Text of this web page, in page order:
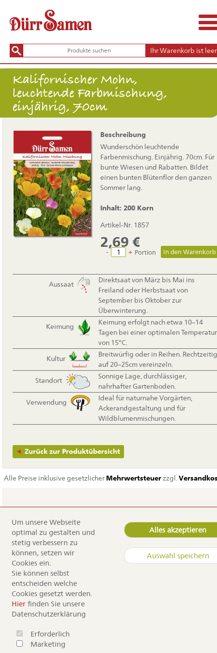
Ihr Warenkorb ist
Kalifornischer Mohn,
leuchtende Farbmischung,
einjährig, 70cm
Beschreibung
Wunderschön leuchtende
Farbenmischung. Einjährig. 70cm. Für
bunte Wiesen und Rabatten. Bildet
einen bunten Blütenflor den ganzen
Sommer lang.
Inhalt: 200 Korn
Artikel-Nr. 1857
2,69 €
- + Portion
Aussaat
Direktsaat von März bis Mai ins
Freiland oder Herbstsaat von
September bis Oktober zur
Überwinterung.
Keimung
Keimung erfolgt nach etwa 10–14
Tagen bei einer optimalen Temperatur
von 15°C.
Kultur
Breitwürfig oder in Reihen. Rechtzeitig
auf 20–25cm vereinzeln.
Standort
Sonnige Lage, durchlässiger,
nahrhafter Gartenboden.
Verwendung
Ideal für naturnahe Vorgärten,
Ackerandgestaltung und für
Wildblumenmischungen.
Zurück zur Produktübersicht
Alle Preise inklusive gesetzlicher Mehrwertsteuerzzgl.
Navigation
überspringen
Home
Service
Dürr Samen
Kontakt
Um unsere Webseite
optimal zu gestalten und
stetig verbessern zu
können, setzen wir
Cookies ein.
Sie können selbst
entscheiden welche
Cookies gesetzt werden.
Hier finden Sie unsere
Datenschutzerklärung
Erforderlich
Marketing
Alles akzeptieren
Auswahl speichern